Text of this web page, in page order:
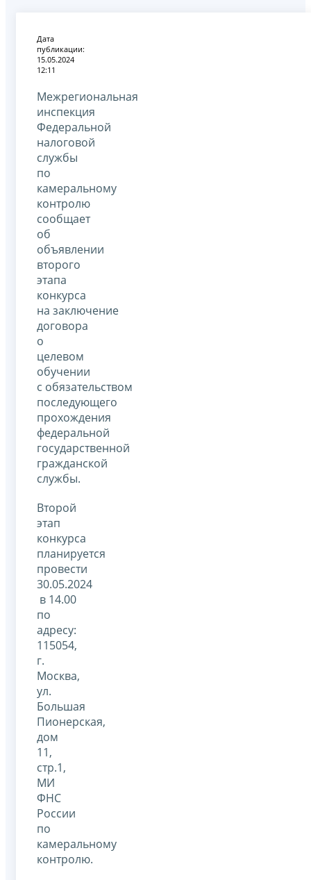
Дата
публикации:
15.05.2024
12:11
Межрегиональная
инспекция
Федеральной
налоговой
службы
по
камеральному
контролю
сообщает
об
объявлении
второго
этапа
конкурса
на заключение
договора
о
целевом
обучении
с обязательством
последующего
прохождения
федеральной
государственной
гражданской
службы.
Второй
этап
конкурса
планируется
провести
30.05.2024
в 14.00
по
адресу:
115054,
г.
Москва,
ул.
Большая
Пионерская,
дом
11,
стр.1,
МИ
ФНС
России
по
камеральному
контролю.